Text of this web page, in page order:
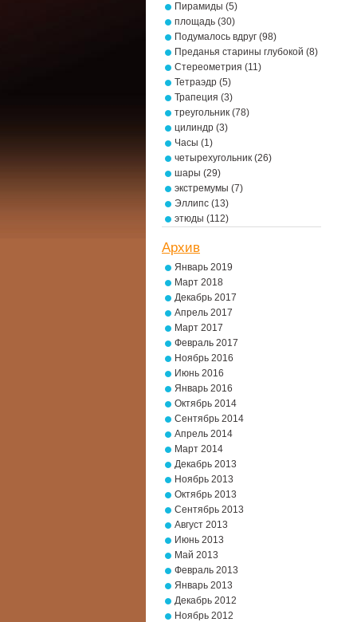
Пирамиды (5)
площадь (30)
Подумалось вдруг (98)
Преданья старины глубокой (8)
Стереометрия (11)
Тетраэдр (5)
Трапеция (3)
треугольник (78)
цилиндр (3)
Часы (1)
четырехугольник (26)
шары (29)
экстремумы (7)
Эллипс (13)
этюды (112)
Архив
Январь 2019
Март 2018
Декабрь 2017
Апрель 2017
Март 2017
Февраль 2017
Ноябрь 2016
Июнь 2016
Январь 2016
Октябрь 2014
Сентябрь 2014
Апрель 2014
Март 2014
Декабрь 2013
Ноябрь 2013
Октябрь 2013
Сентябрь 2013
Август 2013
Июнь 2013
Май 2013
Февраль 2013
Январь 2013
Декабрь 2012
Ноябрь 2012